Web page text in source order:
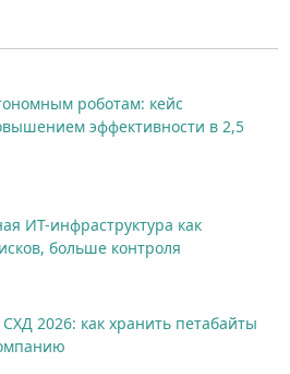
роботам: кейс
эффективности в 2,5
ИТ-инфраструктура как
больше контроля
2026: как хранить петабайты